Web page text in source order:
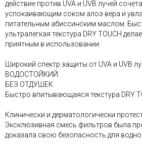
действие против UVA и UVB лучей
успокаивающим соком алоэ вера и
питательным абиссинским маслом.
ультралегкая текстура DRY TOUCH
приятным в использовании.
Широкий спектр защиты от UVA и UVB
ВОДОСТОЙКИЙ.
БЕЗ ОТДУШЕК.
Быстро впитывающаяся текстура DRY
Клинически и дерматологически
Эксклюзивная смесь фильтров была
доказала свою безопасность для